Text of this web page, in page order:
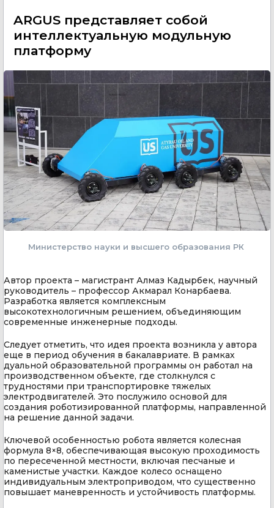
ARGUS представляет собой
интеллектуальную модульную
платформу
Министерство науки и высшего образования РК
Автор проекта – магистрант Алмаз Кадырбек, научный
руководитель – профессор Акмарал Конарбаева.
Разработка является комплексным
высокотехнологичным решением, объединяющим
современные инженерные подходы.
Следует отметить, что идея проекта возникла у автора
еще в период обучения в бакалавриате. В рамках
дуальной образовательной программы он работал на
производственном объекте, где столкнулся с
трудностями при транспортировке тяжелых
электродвигателей. Это послужило основой для
создания роботизированной платформы, направленной
на решение данной задачи.
Ключевой особенностью робота является колесная
формула 8×8, обеспечивающая высокую проходимость
по пересеченной местности, включая песчаные и
каменистые участки. Каждое колесо оснащено
индивидуальным электроприводом, что существенно
повышает маневренность и устойчивость платформы.